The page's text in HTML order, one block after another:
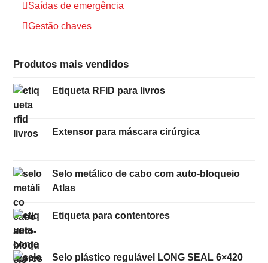
Saídas de emergência
Gestão chaves
Produtos mais vendidos
Etiqueta RFID para livros
Extensor para máscara cirúrgica
Selo metálico de cabo com auto-bloqueio
Atlas
Etiqueta para contentores
Selo plástico regulável LONG SEAL 6×420